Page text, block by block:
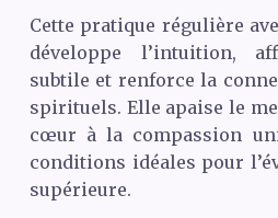
Cette pratique régulière
développe l’intuition,
subtile et renforce la
spirituels. Elle apaise le
cœur à la compassion
conditions idéales pour
supérieure.